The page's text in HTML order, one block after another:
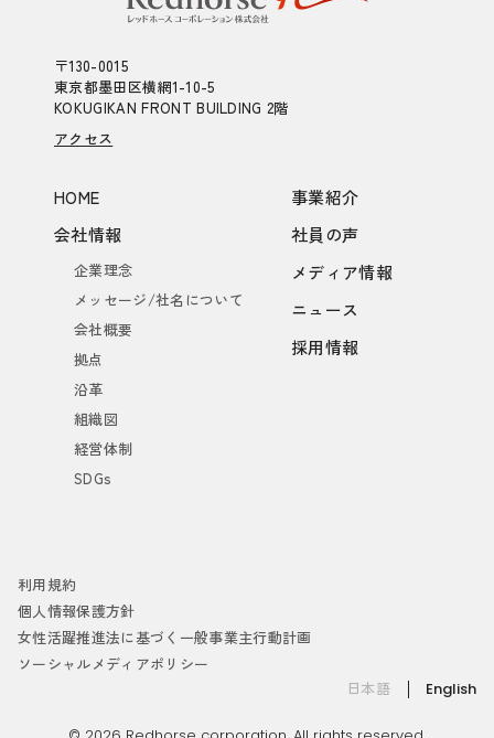
〒130-0015
東京都墨田区横網1-10-5
KOKUGIKAN FRONT BUILDING 2階
アクセス
HOME
会社情報
企業理念
メッセージ/社名について
会社概要
拠点
沿革
組織図
経営体制
SDGs
事業紹介
社員の声
メディア情報
ニュース
採用情報
利用規約
個人情報保護方針
女性活躍推進法に基づく一般事業主行動計画
ソーシャルメディアポリシー
日本語
English